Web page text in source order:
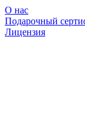
О нас
Подарочный
Лицензия